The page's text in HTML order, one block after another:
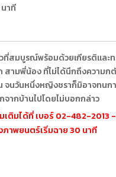
นาที
ที่สมบูรณ์พร้อมด้วยเกียรติและ
สามพี่น้อง ที่ไม่ได้นึกถึงความ
จนวันหนึ่งหญิงชราก็มิอาจทน
ากบ้านไปโดยไม่บอกกล่าว
ติมได้ที่ เบอร์ 02-482-2013
าพยนตร์เริ่มฉาย 30 นาที